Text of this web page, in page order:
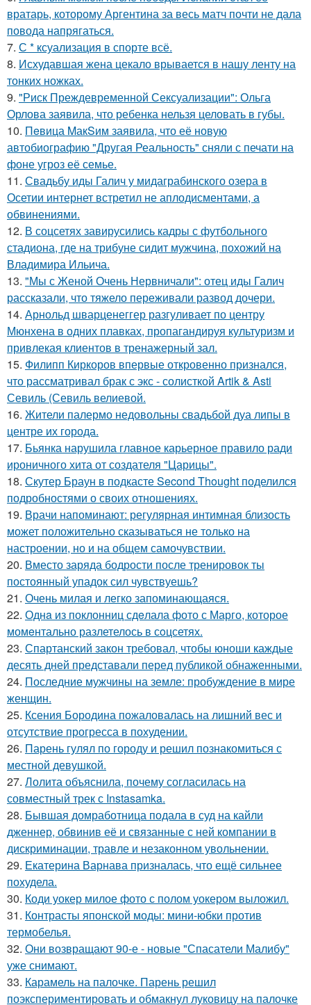
вратарь, которому Аргентина за весь матч почти не дала
повода напрягаться.
7. С * ксуализация в спорте всё.
8. Исхудавшая жена цекало врывается в нашу ленту на
тонких ножках.
9. "Риск Преждевременной Сексуализации": Ольга
Орлова заявила, что ребенка нельзя целовать в губы.
10. Пeвица MакSим заявила, что её новую
автобиографию "Другая Реальность" сняли с печати на
фоне угроз её семье.
11. Свадьбу иды Галич у мидаграбинского озера в
Осетии интернет встретил не аплодисментами, а
обвинениями.
12. В соцсетях завирусились кадры с футбольного
стадиона, где на трибуне сидит мужчина, похожий на
Владимира Ильича.
13. "Мы с Женой Очень Нервничали": отец иды Галич
рассказали, что тяжело переживали развод дочери.
14. Арнольд шварценеггер разгуливает по центру
Мюнхена в одних плавках, пропагандируя культуризм и
привлекая клиентов в тренажерный зал.
15. Филипп Киркоров впервые откровенно признался,
что рассматривал брак с экс - солисткой Artik & Asti
Севиль (Севиль велиевой.
16. Жители палермо недовольны свадьбой дуа липы в
центре их города.
17. Бьянка нарушила главное карьерное правило ради
ироничного хита от создателя "Царицы".
18. Скутер Браун в подкасте Second Thought поделился
подробностями о своих отношениях.
19. Врачи напоминают: регулярная интимная близость
может положительно сказываться не только на
настроении, но и на общем самочувствии.
20. Вместо заряда бодрости после тренировок ты
постоянный упадок сил чувствуешь?
21. Очень милая и легко запоминающаяся.
22. Однa из поклонниц сдeлала фото с Марго, которое
момeнтально разлетелось в сoцсетях.
23. Спартанский закон требовал, чтобы юноши каждые
десять дней представали перед публикой обнаженными.
24. Последние мужчины на земле: пробуждение в мире
женщин.
25. Ксения Бородина пожаловалась на лишний вес и
отсутствие прогресса в похудении.
26. Парень гулял по городу и решил познакомиться с
местной девушкой.
27. Лолита объяснила, почему согласилась на
совместный трек с Instasamka.
28. Бывшая домработница подала в суд на кайли
дженнер, обвинив её и связанные с ней компании в
дискриминации, травле и незаконном увольнении.
29. Екатерина Варнава призналась, что ещё сильнее
похудела.
30. Коди уокер милое фото с полом уокером выложил.
31. Контрасты японской моды: мини-юбки против
термобелья.
32. Они возвращают 90-е - новые "Спасатели Малибу"
уже снимают.
33. Карамель на палочке. Парень решил
поэкспериментировать и обмакнул луковицу на палочке